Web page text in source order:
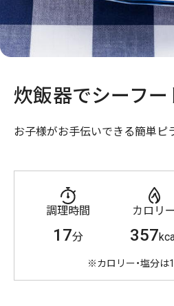
炊飯器でシーフー
お子様がお手伝いできる簡単ピ
調理時間
17分
カロリー
357
※カロリー・塩分は1